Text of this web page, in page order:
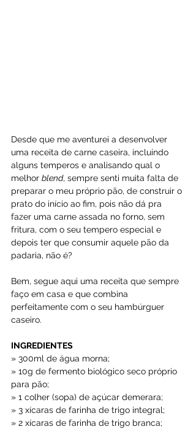
Desde que me aventurei a desenvolver
uma receita de carne caseira, incluindo
alguns temperos e analisando qual o
melhor blend, sempre senti muita falta de
preparar o meu próprio pão, de construir o
prato do início ao fim, pois não dá pra
fazer uma carne assada no forno, sem
fritura, com o seu tempero especial e
depois ter que consumir aquele pão da
padaria, não é?
Bem, segue aqui uma receita que sempre
faço em casa e que combina
perfeitamente com o seu hambúrguer
caseiro.
INGREDIENTES
» 300ml de água morna;
» 10g de fermento biológico seco próprio
para pão;
» 1 colher (sopa) de açúcar demerara;
» 3 xícaras de farinha de trigo integral;
» 2 xícaras de farinha de trigo branca;